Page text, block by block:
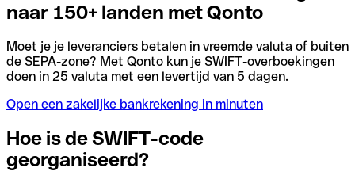
naar 150+ landen met Qonto
Moet je je leveranciers betalen in vreemde valuta of buiten
de SEPA-zone? Met Qonto kun je SWIFT-overboekingen
doen in 25 valuta met een levertijd van 5 dagen.
Open een zakelijke bankrekening in minuten
Hoe is de SWIFT-code
georganiseerd?